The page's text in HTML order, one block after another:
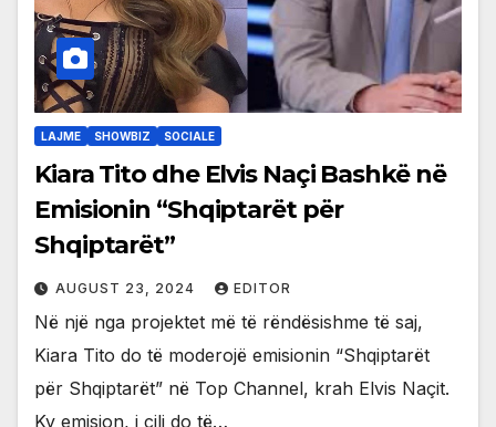
LAJME SHOWBIZ SOCIALE
Kiara Tito dhe Elvis Naçi Bashkë në
Emisionin “Shqiptarët për
Shqiptarët”
AUGUST 23, 2024 EDITOR
Në një nga projektet më të rëndësishme të saj,
Kiara Tito do të moderojë emisionin “Shqiptarët
për Shqiptarët” në Top Channel, krah Elvis Naçit.
Ky emision, i cili do të…